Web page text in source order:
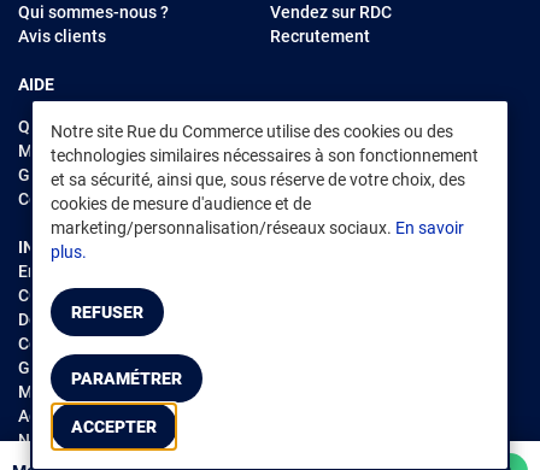
Qui sommes-nous ?
Avis clients
AIDE
Questions fréquentes
Modes de règlements
Garantie et retours
Contacter Rue du Commerce
Vendez sur RDC
Recrutement
INFORMATIONS LÉGALES
Environnement
CGV /CGU Marketplace
Données personnelles
Cookies
Gérer mes cookies
Mentions légales
Accessibilité : non conforme
Notice d'accessibilité
Notre site Rue du Commerce utilise des cookies ou des
technologies similaires nécessaires à son fonctionnement
et sa sécurité, ainsi que, sous réserve de votre choix, des
cookies de mesure d'audience et de
marketing/personnalisation/réseaux sociaux. En savoir
plus.
REFUSER
PARAMÉTRER
ACCEPTER